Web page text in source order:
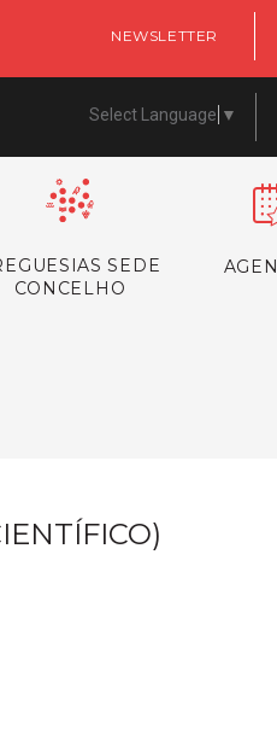
NEWSLETTER
Select Language ▼
SEDE
CONCELHO